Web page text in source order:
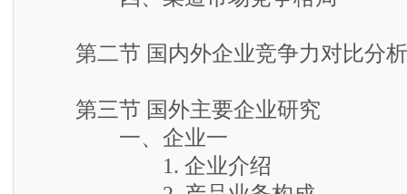
四、渠道市场竞争格局
第二节 国内外企业竞争力对比分析
第三节 国外主要企业研究
一、企业一
1. 企业介绍